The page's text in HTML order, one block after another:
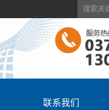
联系我们